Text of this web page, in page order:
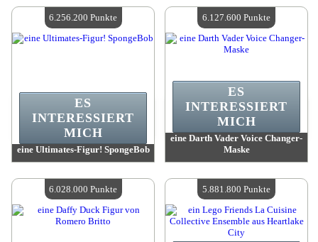
Verfügbare Menge:4
Verfügbare Menge:4
eine Ultimates-Figur! SpongeBob
Verfügbare Menge:4
ES
INTERESSIERT
MICH
6.256.200 Punkte
eine Darth Vader Voice Changer-
Maske
Verfügbare Menge:4
ES
INTERESSIERT
MICH
6.127.600 Punkte
6.028.000 Punkte 5.881.800 Punkte